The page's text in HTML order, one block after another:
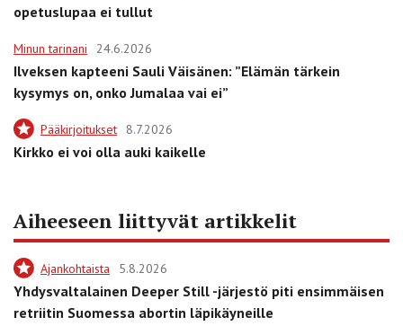
opetuslupaa ei tullut
Minun tarinani 24.6.2026
Ilveksen kapteeni Sauli Väisänen: ”Elämän tärkein
kysymys on, onko Jumalaa vai ei”
Pääkirjoitukset 8.7.2026
Kirkko ei voi olla auki kaikelle
Aiheeseen liittyvät artikkelit
Ajankohtaista 5.8.2026
Yhdysvaltalainen Deeper Still -järjestö piti ensimmäisen
retriitin Suomessa abortin läpikäyneille